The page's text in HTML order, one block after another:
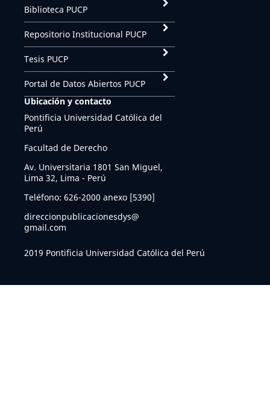
Biblioteca PUCP
Repositorio Institucional PUCP
Tesis PUCP
Portal de Datos Abiertos PUCP
Ubicación y contacto
Pontificia Universidad Católica del
Perú
Facultad de Derecho
Av. Universitaria 1801 San Miguel,
Lima 32, Lima - Perú
Teléfono: 626-2000 anexo [5390]
direccionpublicacionesdys@
gmail.com
2019 Pontificia Universidad Católica del Perú